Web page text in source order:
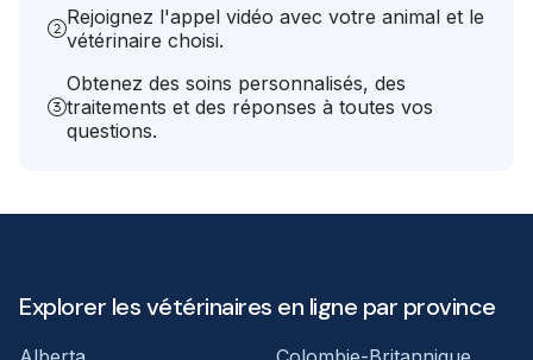
Rejoignez l'appel vidéo avec votre animal et le
vétérinaire choisi.
Obtenez des soins personnalisés, des
traitements et des réponses à toutes vos
questions.
Explorer les vétérinaires en ligne par province